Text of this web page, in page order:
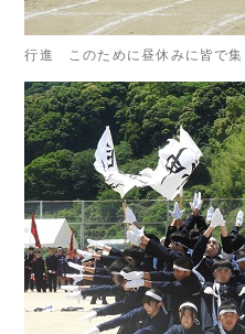
行進 このために昼休みに皆で集